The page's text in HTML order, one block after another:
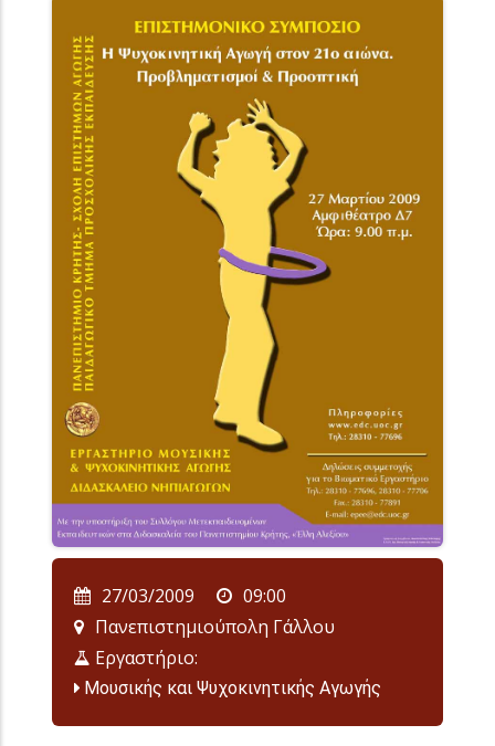
27/03/2009
09:00
Πανεπιστημιούπολη Γάλλου
Εργαστήριο:
Μουσικής και Ψυχοκινητικής Αγωγής